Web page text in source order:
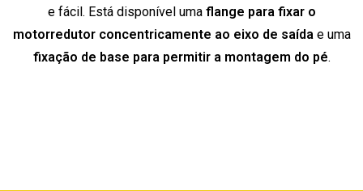
e fácil. Está disponível uma flange para fixar o
motorredutor concentricamente ao eixo de saída e uma
fixação de base para permitir a montagem do pé.